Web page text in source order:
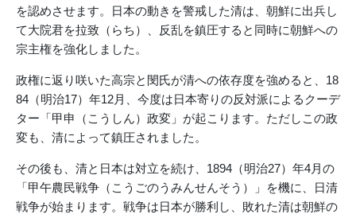
を認めさせます。日本の動きを警戒した清は、朝鮮に出兵し
て大院君を拉致（らち）、反乱を鎮圧すると同時に朝鮮への
宗主権を強化しました。
政権に返り咲いた高宗と閔氏が清への依存度を強めると、18
84（明治17）年12月、今度は日本寄りの反対派によるクーデ
ター「甲申（こうしん）政変」が起こります。ただしこの政
変も、清によって鎮圧されました。
その後も、清と日本は対立を続け、1894（明治27）年4月の
「甲午農民戦争（こうごのうみんせんそう）」を機に、日清
戦争が始まります。戦争は日本が勝利し、敗れた清は朝鮮の